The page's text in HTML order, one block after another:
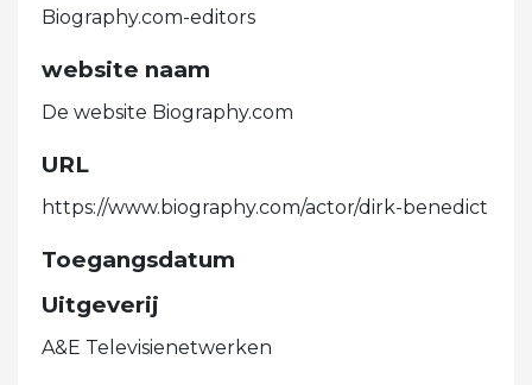
Biography.com-editors
website naam
De website Biography.com
URL
https://www.biography.com/actor/dirk-benedict
Toegangsdatum
Uitgeverij
A&E Televisienetwerken